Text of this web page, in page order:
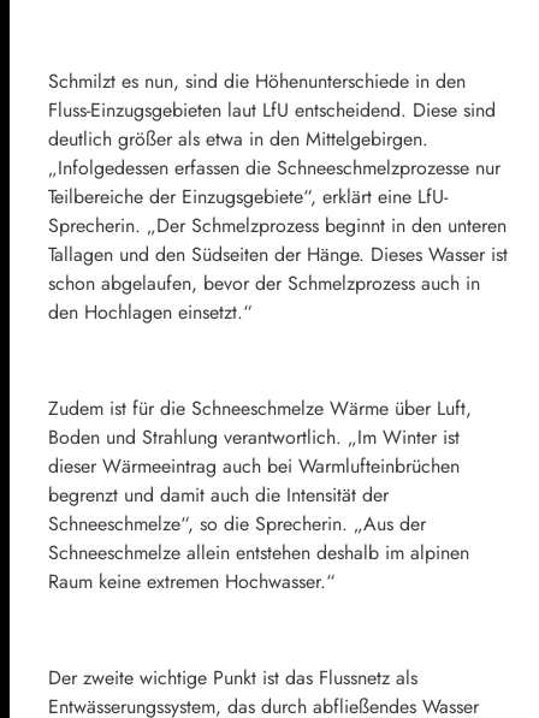
Schmilzt es nun, sind die Höhenunterschiede in den
Fluss-Einzugsgebieten laut LfU entscheidend. Diese sind
deutlich größer als etwa in den Mittelgebirgen.
„Infolgedessen erfassen die Schneeschmelzprozesse nur
Teilbereiche der Einzugsgebiete“, erklärt eine LfU-
Sprecherin. „Der Schmelzprozess beginnt in den unteren
Tallagen und den Südseiten der Hänge. Dieses Wasser ist
schon abgelaufen, bevor der Schmelzprozess auch in
den Hochlagen einsetzt.“
Zudem ist für die Schneeschmelze Wärme über Luft,
Boden und Strahlung verantwortlich. „Im Winter ist
dieser Wärmeeintrag auch bei Warmlufteinbrüchen
begrenzt und damit auch die Intensität der
Schneeschmelze“, so die Sprecherin. „Aus der
Schneeschmelze allein entstehen deshalb im alpinen
Raum keine extremen Hochwasser.“
Der zweite wichtige Punkt ist das Flussnetz als
Entwässerungssystem, das durch abfließendes Wasser